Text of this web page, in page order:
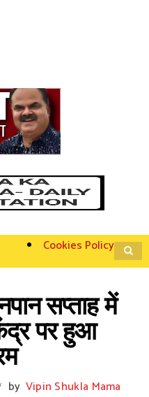
Cookies Policy
सप्ताह में
पर हुआ
by Vipin Shukla Mama